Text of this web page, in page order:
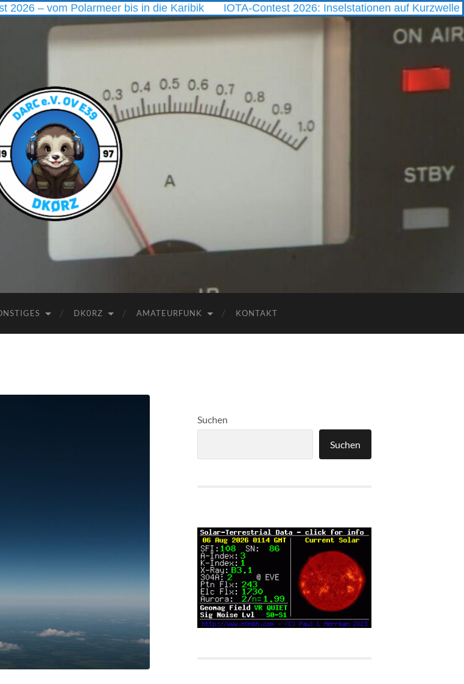
vom Polarmeer bis in die Karibik IOTA-Contest 2026: Inselstationen auf Kurzwelle CM
E39
DK0RZ AMATEURFUNK KONTAKT
Suchen
Suchen